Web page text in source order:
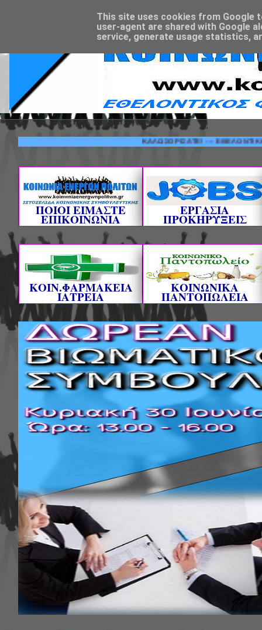
ΚΑΛΩΣΟΡΙΣΑΤΕ! --- ΕΘΕΛΟΝΤΙΚΟΣ
ΠΟΙΟΙ ΕΙΜΑΣΤΕ
ΕΠΙΚΟΙΝΩΝΙΑ
ΕΡΓΑΣΙΑ
ΠΡΟΚΗΡΥΞΕΙΣ
ΚΟΙΝ.ΦΑΡΜΑΚΕΙΑ
ΙΑΤΡΕΙΑ
ΚΟΙΝΩΝΙΚΑ
ΠΑΝΤΟΠΩΛΕΙΑ
This site uses cookies from Google
user-agent are shared with Google
service, generate usage statistics,